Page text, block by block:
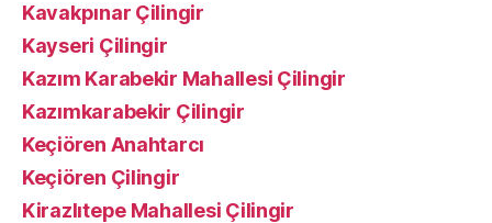
Kavakpınar Çilingir
Kayseri Çilingir
Kazım Karabekir Mahallesi Çilingir
Kazımkarabekir Çilingir
Keçiören Anahtarcı
Keçiören Çilingir
Kirazlıtepe Mahallesi Çilingir